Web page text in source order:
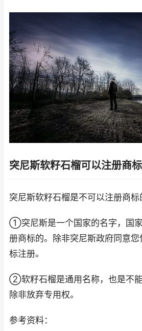
突尼斯软籽石榴可以注册商
突尼斯软籽石榴是不可以注册商标
①突尼斯是一个国家的名字，国
册商标的。除非突尼斯政府同意
标注册。
②软籽石榴是通用名称，也是不能
除非放弃专用权。
参考资料：